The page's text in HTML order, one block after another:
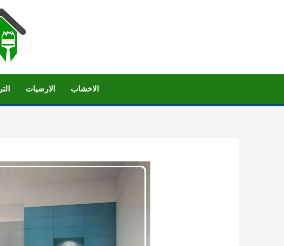
الاخشاب الارضيات